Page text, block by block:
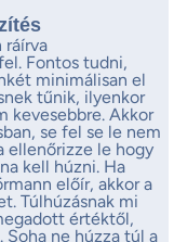
ráírva
Fontos tudni,
minimálisan el
tűnik, ilyenkor
kevesebbre. Akkor
se fel se le nem
ellenőrizze le hogy
kell húzni. Ha
előír, akkor a
Túlhúzásnak mi
értéktől,
ne húzza túl a